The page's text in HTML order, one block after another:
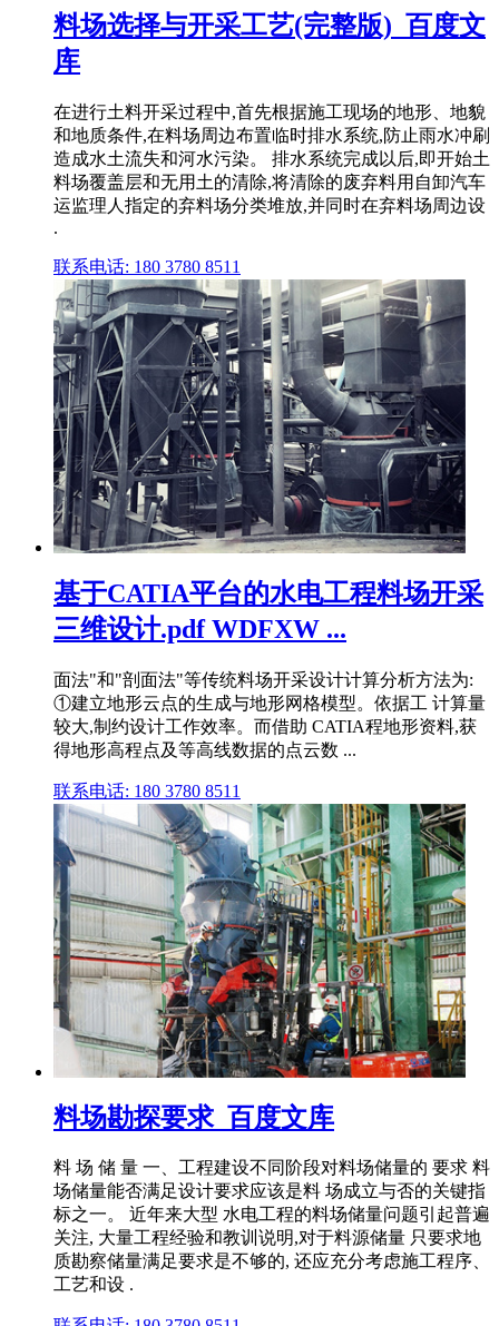
料场选择与开采工艺(完整版)_百度文
库
在进行土料开采过程中,首先根据施工现场的地形、地貌
和地质条件,在料场周边布置临时排水系统,防止雨水冲刷
造成水土流失和河水污染。 排水系统完成以后,即开始土
料场覆盖层和无用土的清除,将清除的废弃料用自卸汽车
运监理人指定的弃料场分类堆放,并同时在弃料场周边设
.
联系电话: 180 3780 8511
基于CATIA平台的水电工程料场开采
三维设计.pdf WDFXW ...
面法"和"剖面法"等传统料场开采设计计算分析方法为:
①建立地形云点的生成与地形网格模型。依据工 计算量
较大,制约设计工作效率。而借助 CATIA程地形资料,获
得地形高程点及等高线数据的点云数 ...
联系电话: 180 3780 8511
料场勘探要求_百度文库
料 场 储 量 一、工程建设不同阶段对料场储量的 要求 料
场储量能否满足设计要求应该是料 场成立与否的关键指
标之一。 近年来大型 水电工程的料场储量问题引起普遍
关注, 大量工程经验和教训说明,对于料源储量 只要求地
质勘察储量满足要求是不够的, 还应充分考虑施工程序、
工艺和设 .